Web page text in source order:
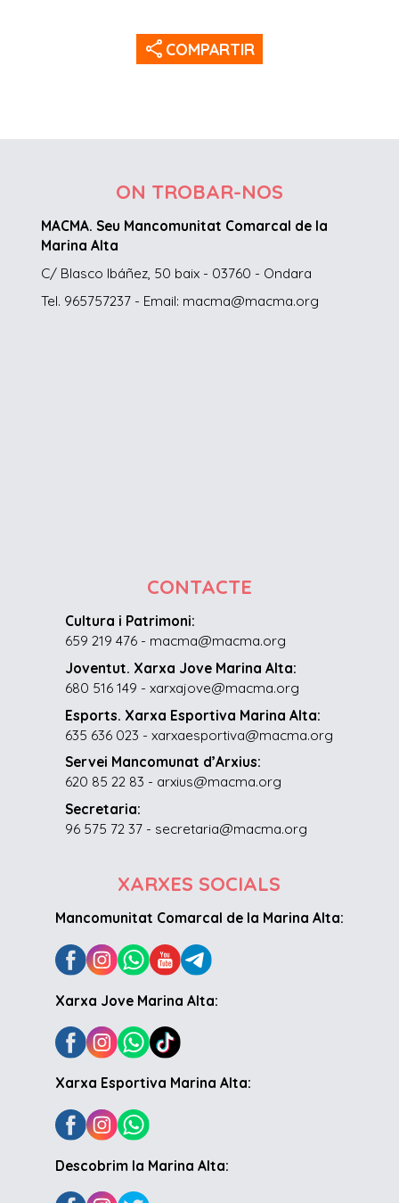
share COMPARTIR
ON TROBAR-NOS
MACMA. Seu Mancomunitat Comarcal de la
Marina Alta
C/ Blasco Ibáñez, 50 baix - 03760 - Ondara
Tel. 965757237 - Email: macma@macma.org
CONTACTE
Cultura i Patrimoni:
659 219 476 - macma@macma.org
Joventut. Xarxa Jove Marina Alta:
680 516 149 - xarxajove@macma.org
Esports. Xarxa Esportiva Marina Alta:
635 636 023 - xarxaesportiva@macma.org
Servei Mancomunat d’Arxius:
620 85 22 83 - arxius@macma.org
Secretaria:
96 575 72 37 - secretaria@macma.org
XARXES SOCIALS
Mancomunitat Comarcal de la Marina Alta:
Xarxa Jove Marina Alta:
Xarxa Esportiva Marina Alta:
Descobrim la Marina Alta: